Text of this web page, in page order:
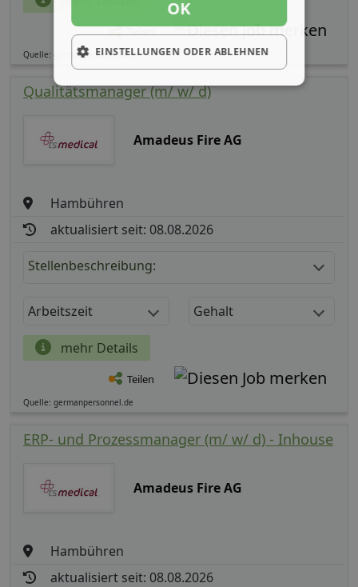
Teilen
Quelle: germanpersonnel.de
Qualitätsmanager (m/ w/ d)
Amadeus Fire AG
Hambühren
aktualisiert seit: 08.08.2026
Stellenbeschreibung:
Arbeitszeit Gehalt
mehr Details
Teilen
Quelle: germanpersonnel.de
ERP- und Prozessmanager (m/ w/ d) - Inhouse
Amadeus Fire AG
Hambühren
aktualisiert seit: 08.08.2026
OK
EINSTELLUNGEN ODER ABLEHNEN